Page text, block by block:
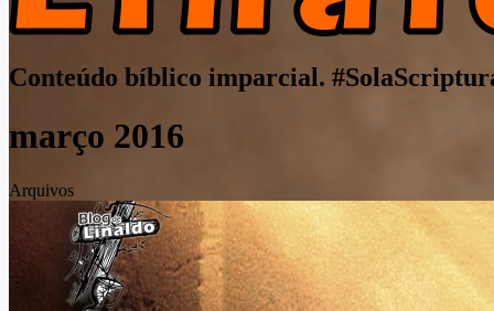
Conteúdo bíblico imparcial.
março 2016
Arquivos